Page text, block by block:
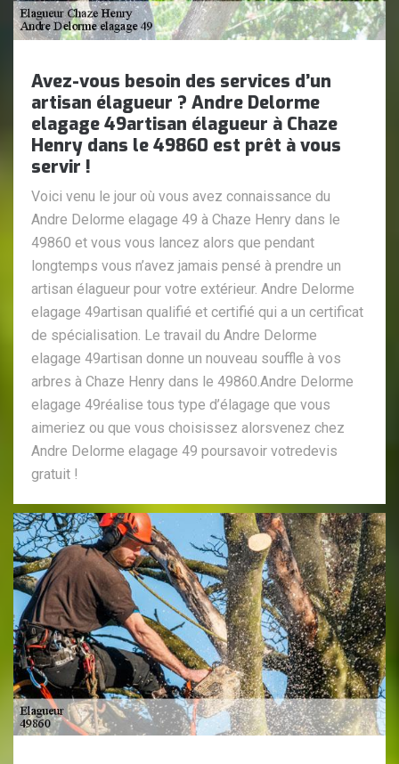
Avez-vous besoin des services d’un
artisan élagueur ? Andre Delorme
elagage 49artisan élagueur à Chaze
Henry dans le 49860 est prêt à vous
servir !
Voici venu le jour où vous avez connaissance du
Andre Delorme elagage 49 à Chaze Henry dans le
49860 et vous vous lancez alors que pendant
longtemps vous n’avez jamais pensé à prendre un
artisan élagueur pour votre extérieur. Andre Delorme
elagage 49artisan qualifié et certifié qui a un certificat
de spécialisation. Le travail du Andre Delorme
elagage 49artisan donne un nouveau souffle à vos
arbres à Chaze Henry dans le 49860.Andre Delorme
elagage 49réalise tous type d’élagage que vous
aimeriez ou que vous choisissez alorsvenez chez
Andre Delorme elagage 49 poursavoir votredevis
gratuit !